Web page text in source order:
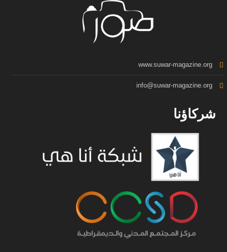
www.suwar-magazine.org
info@suwar-magazine.org
شركاؤنا